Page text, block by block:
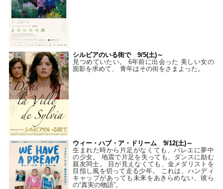
シルビアのいる街で 9/5(土)～
見つめていたい。 6年前に出会った 美しい女の
面影を求めて、 青年はその街をさまよった。
ウィー・ハブ・ア・ドリーム 9/12(土)～
生まれた時から片足がなくても、バレエに夢中
の少女。 地震で片足を失っても、ダンスに励む
親友同士。 目が見えなくても、金メダリストを
目指し風を切って走る少年。 これは、ハンディ
キャップがあっても未来をあきらめない、彼ら
の“真実の物語”。